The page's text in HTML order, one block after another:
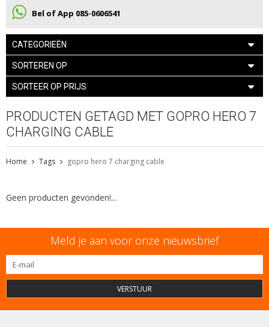
Bel of App 085-0606541
CATEGORIEËN
SORTEREN OP
SORTEER OP PRIJS
PRODUCTEN GETAGD MET GOPRO HERO 7
CHARGING CABLE
Home Tags gopro hero 7 charging cable
Geen producten gevonden!...
Meld je aan voor onze nieuwsbrief
VERSTUUR